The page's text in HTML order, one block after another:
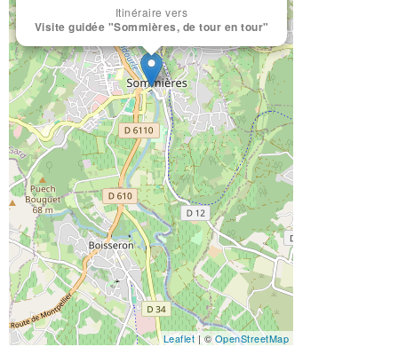
Itinéraire vers
Visite guidée "Sommières, de tour en tour"
Leaflet| ©OpenStreetMap